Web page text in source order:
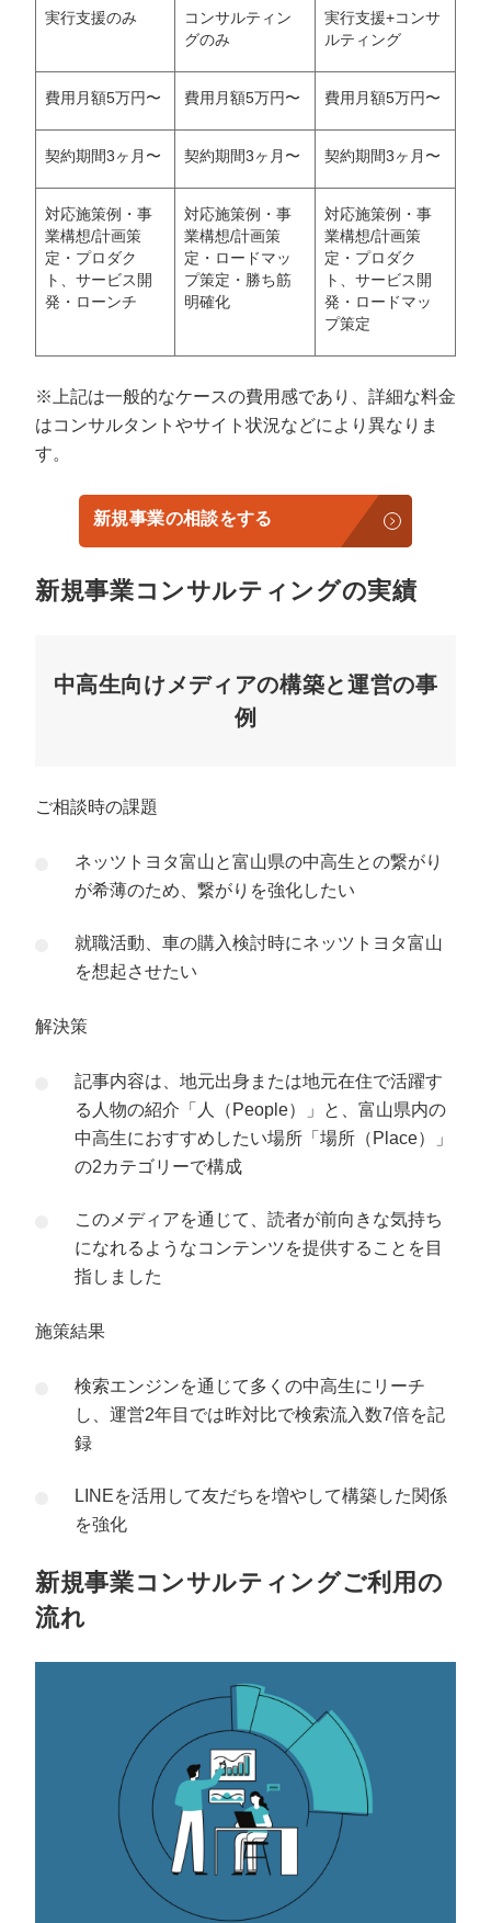
実行支援のみ
コンサルティン
グのみ
実行支援+コンサ
ルティング
費用月額5万円〜 費用月額5万円〜 費用月額5万円〜
契約期間3ヶ月〜 契約期間3ヶ月〜 契約期間3ヶ月〜
対応施策例・事
業構想/計画策
定・プロダク
ト、サービス開
発・ローンチ
対応施策例・事
業構想/計画策
定・ロードマッ
プ策定・勝ち筋
明確化
対応施策例・事
業構想/計画策
定・プロダク
ト、サービス開
発・ロードマッ
プ策定
※上記は一般的なケースの費用感であり、詳細な料金
はコンサルタントやサイト状況などにより異なりま
す。
新規事業の相談をする
新規事業コンサルティングの実績
中高生向けメディアの構築と運営の事
例
ご相談時の課題
ネッツトヨタ富山と富山県の中高生との繋がり
が希薄のため、繋がりを強化したい
就職活動、車の購入検討時にネッツトヨタ富山
を想起させたい
解決策
記事内容は、地元出身または地元在住で活躍す
る人物の紹介「人（People）」と、富山県内の
中高生におすすめしたい場所「場所（Place）」
の2カテゴリーで構成
このメディアを通じて、読者が前向きな気持ち
になれるようなコンテンツを提供することを目
指しました
施策結果
検索エンジンを通じて多くの中高生にリーチ
し、運営2年目では昨対比で検索流入数7倍を記
録
LINEを活用して友だちを増やして構築した関係
を強化
新規事業コンサルティングご利用の
流れ